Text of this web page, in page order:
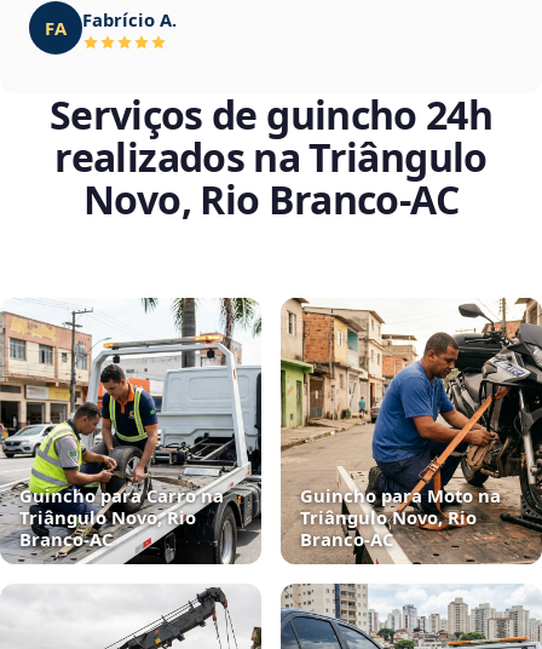
FA Fabrício A.
Serviços de guincho 24h
realizados na Triângulo
Novo, Rio Branco‑AC
Guincho para Carro na
Triângulo Novo, Rio
Branco‑AC
Guincho para Moto na
Triângulo Novo, Rio
Branco‑AC